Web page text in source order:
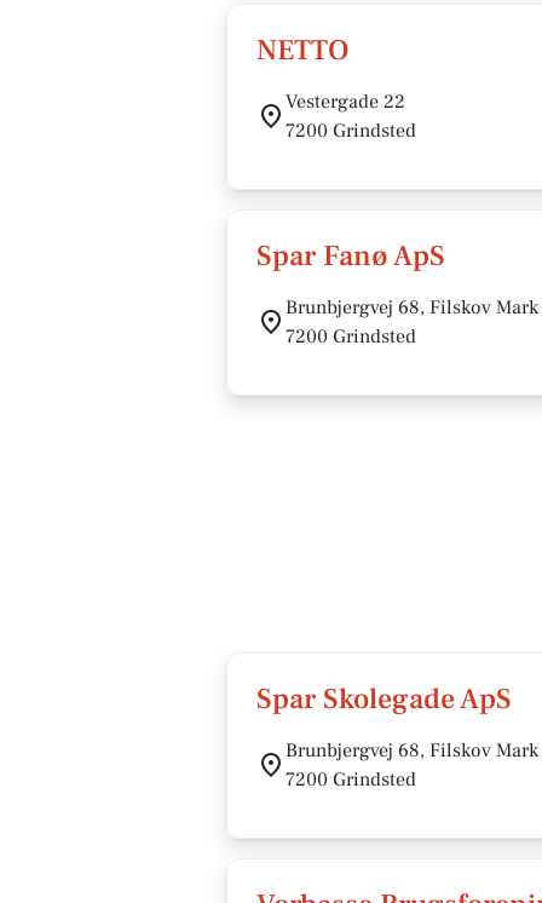
NETTO
Vestergade 22
7200 Grindsted
Spar Fanø ApS
Brunbjergvej 68, Filskov Mark
7200 Grindsted
Spar Skolegade ApS
Brunbjergvej 68, Filskov Mark
7200 Grindsted